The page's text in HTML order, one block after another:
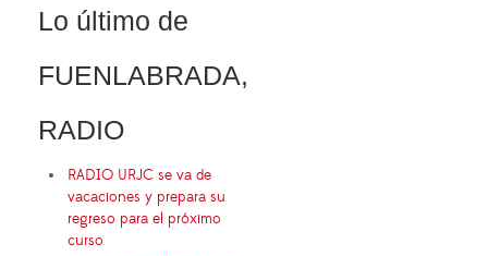
Lo último de
FUENLABRADA,
RADIO
RADIO URJC se va de
vacaciones y prepara su
regreso para el próximo
curso